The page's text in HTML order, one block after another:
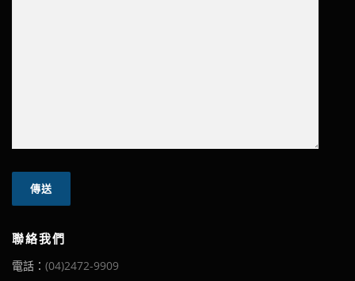
聯絡我們
電話： (04)2472-9909